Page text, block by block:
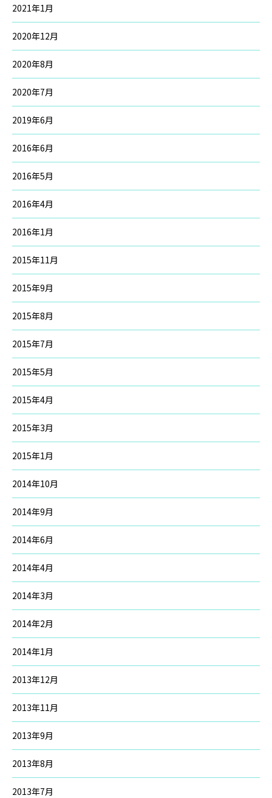
2021年1月
2020年12月
2020年8月
2020年7月
2019年6月
2016年6月
2016年5月
2016年4月
2016年1月
2015年11月
2015年9月
2015年8月
2015年7月
2015年5月
2015年4月
2015年3月
2015年1月
2014年10月
2014年9月
2014年6月
2014年4月
2014年3月
2014年2月
2014年1月
2013年12月
2013年11月
2013年9月
2013年8月
2013年7月